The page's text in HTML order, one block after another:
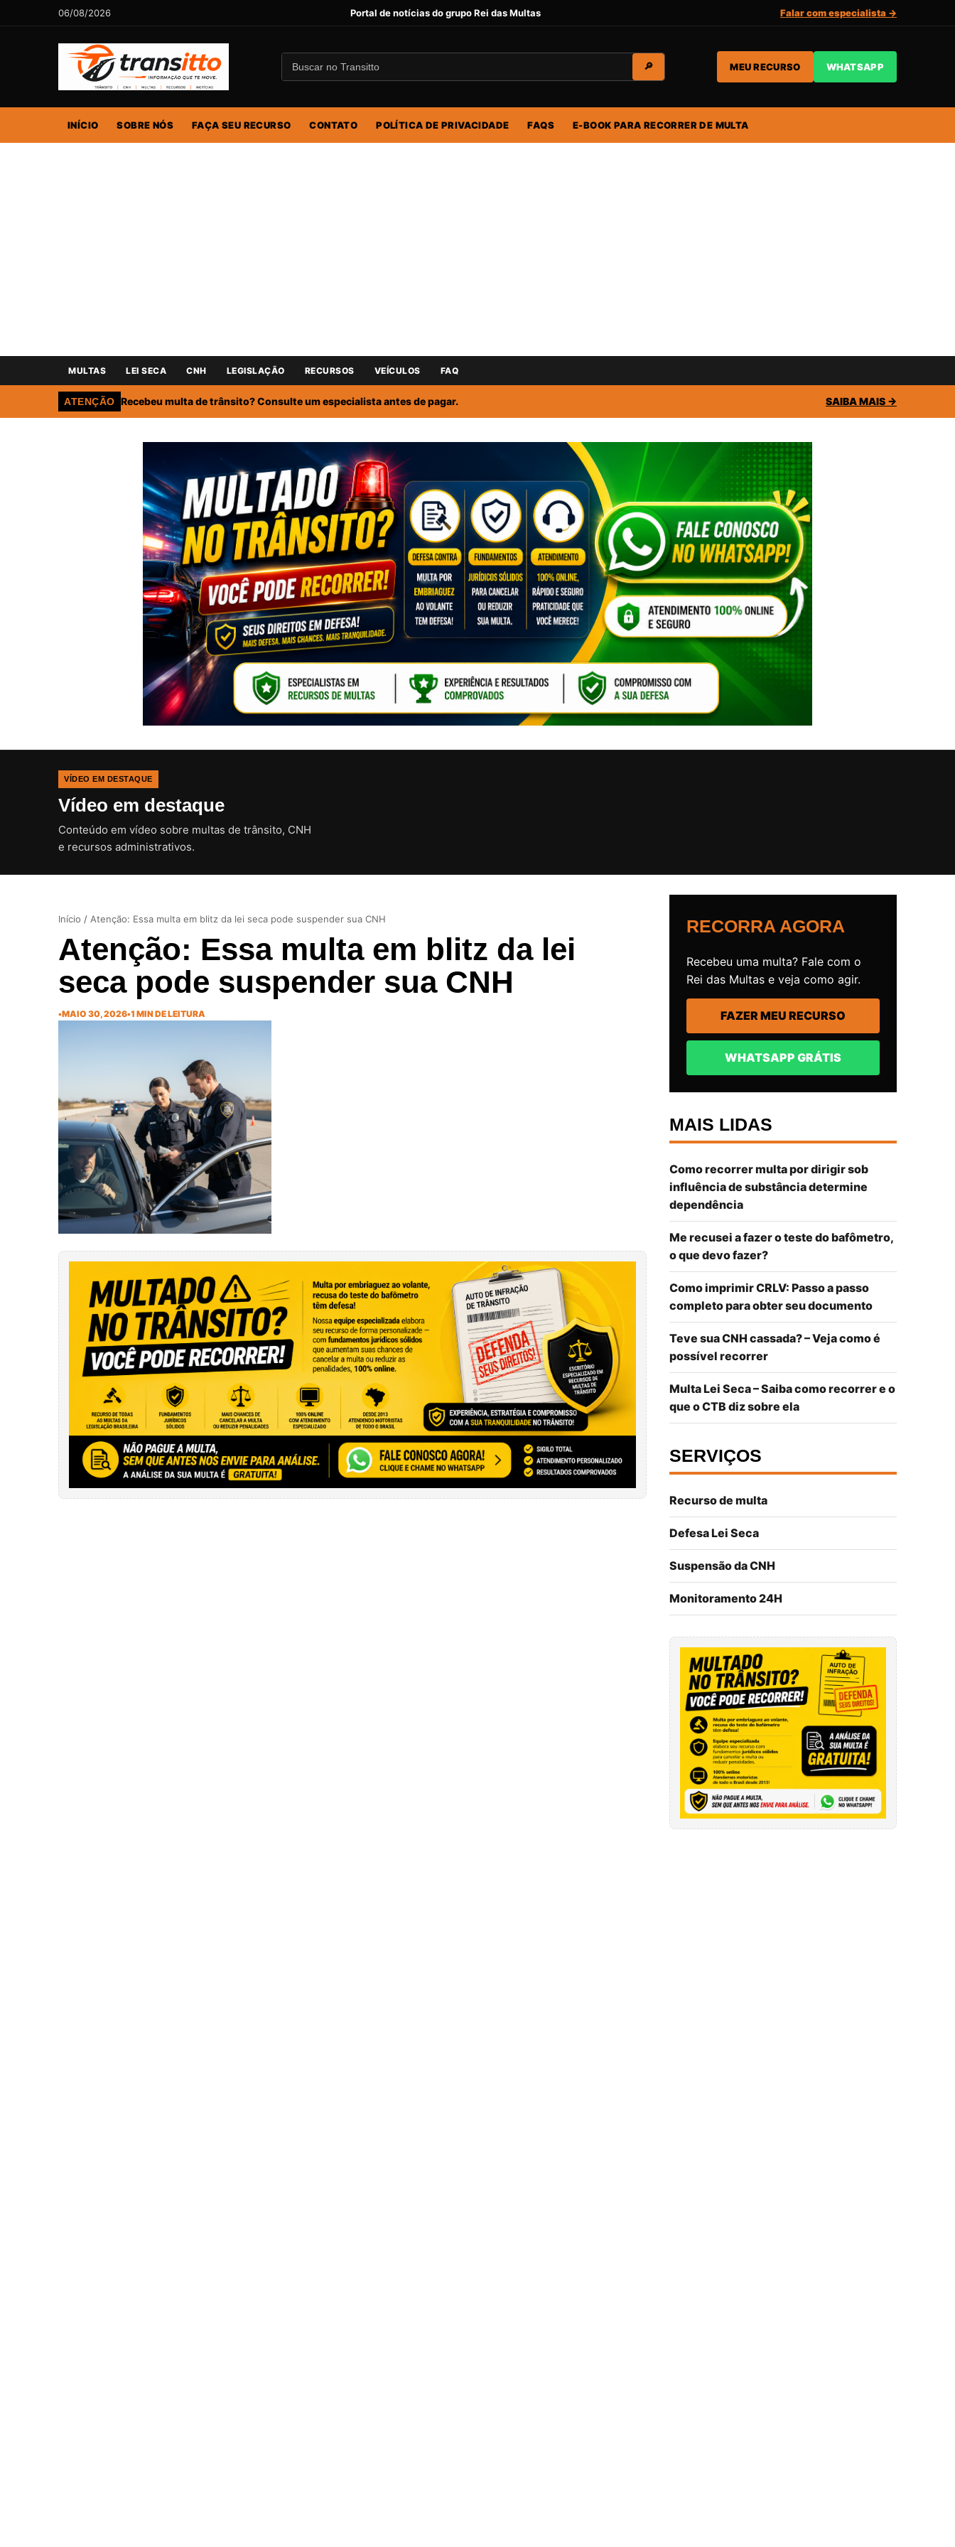
06/08/2026 Portal de notícias do grupo Rei das Multas Falar com especialista →
🔎 MEU RECURSO WHATSAPP
INÍCIO SOBRE NÓS FAÇA SEU RECURSO CONTATO POLÍTICA DE PRIVACIDADE FAQS E-BOOK PARA RECORRER DE MULTA
MULTAS LEI SECA CNH LEGISLAÇÃO RECURSOS VEÍCULOS FAQ
ATENÇÃO Recebeu multa de trânsito? Consulte um especialista antes de pagar. SAIBA MAIS →
VÍDEO EM DESTAQUE
Vídeo em destaque
Conteúdo em vídeo sobre multas de trânsito, CNH
e recursos administrativos.
Início / Atenção: Essa multa em blitz da lei seca pode suspender sua CNH
Atenção: Essa multa em blitz da lei
seca pode suspender sua CNH
•MAIO 30, 2026•1 MIN DE LEITURA
RECORRA AGORA
Recebeu uma multa? Fale com o
Rei das Multas e veja como agir.
FAZER MEU RECURSO
WHATSAPP GRÁTIS
MAIS LIDAS
Como recorrer multa por dirigir sob
influência de substância determine
dependência
Me recusei a fazer o teste do bafômetro,
o que devo fazer?
Como imprimir CRLV: Passo a passo
completo para obter seu documento
Teve sua CNH cassada? – Veja como é
possível recorrer
Multa Lei Seca – Saiba como recorrer e o
que o CTB diz sobre ela
SERVIÇOS
Recurso de multa
Defesa Lei Seca
Suspensão da CNH
Monitoramento 24H